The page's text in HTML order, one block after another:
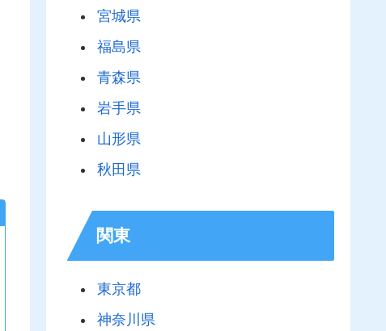
宮城県
福島県
青森県
岩手県
山形県
秋田県
関東
東京都
神奈川県